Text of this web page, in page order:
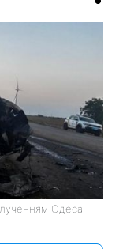
Одеса –